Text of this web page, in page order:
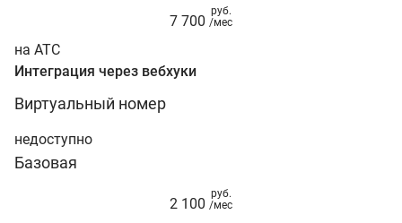
7 700
руб.
/мес
на АТС
Интеграция через вебхуки
Виртуальный номер
недоступно
Базовая
2 100
руб.
/мес